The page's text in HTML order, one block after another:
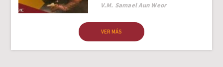
Author
V.M. Samael Aun Weor
VER MÁS